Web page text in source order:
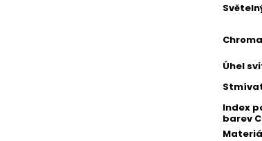
Úhel
Index
barev